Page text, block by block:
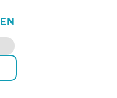
EN